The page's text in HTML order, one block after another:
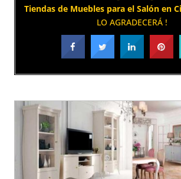
Tiendas de Muebles para el Salón en
LO AGRADECERÁ !